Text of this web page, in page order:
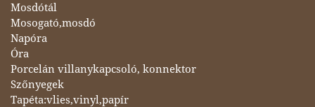
Mosdótál
Mosogató,mosdó
Napóra
Óra
Porcelán villanykapcsoló, konnektor
Szőnyegek
Tapéta:vlies,vinyl,papír